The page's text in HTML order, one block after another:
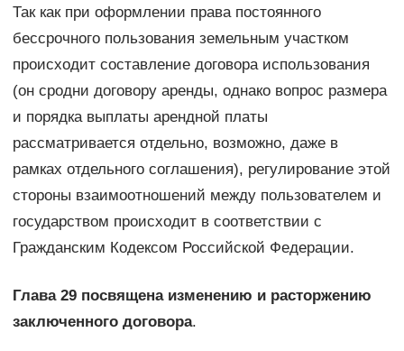
Так как при оформлении права постоянного
бессрочного пользования земельным участком
происходит составление договора использования
(он сродни договору аренды, однако вопрос размера
и порядка выплаты арендной платы
рассматривается отдельно, возможно, даже в
рамках отдельного соглашения), регулирование этой
стороны взаимоотношений между пользователем и
государством происходит в соответствии с
Гражданским Кодексом Российской Федерации.
Глава 29 посвящена изменению и расторжению
заключенного договора.